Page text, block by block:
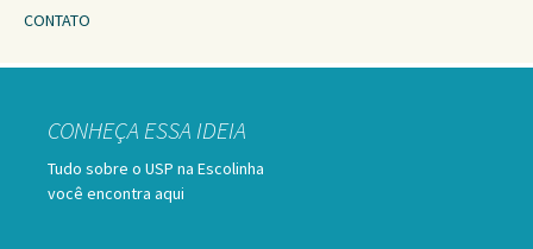
CONTATO
CONHEÇA ESSA IDEIA
Tudo sobre o USP na Escolinha
você encontra aqui